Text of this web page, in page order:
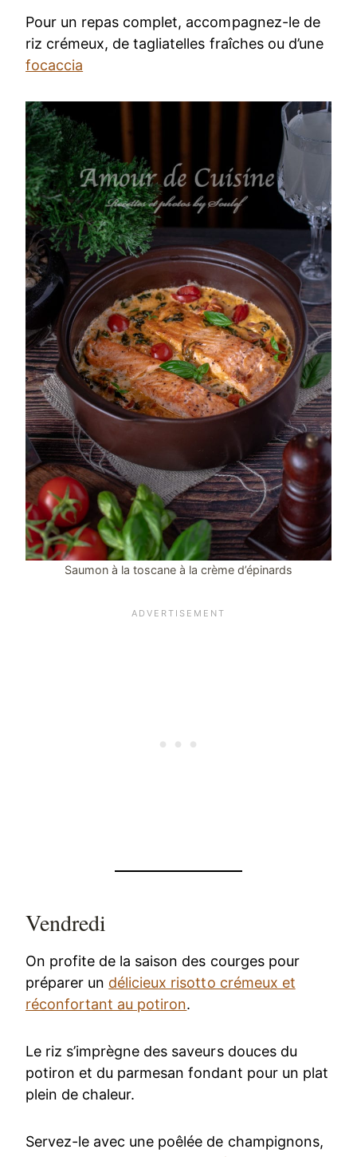
Pour un repas complet, accompagnez-le de
riz crémeux, de tagliatelles fraîches ou d’une
focaccia
Saumon à la toscane à la crème d’épinards
Vendredi
On profite de la saison des courges pour
préparer un délicieux risotto crémeux et
réconfortant au potiron.
Le riz s’imprègne des saveurs douces du
potiron et du parmesan fondant pour un plat
plein de chaleur.
Servez-le avec une poêlée de champignons,